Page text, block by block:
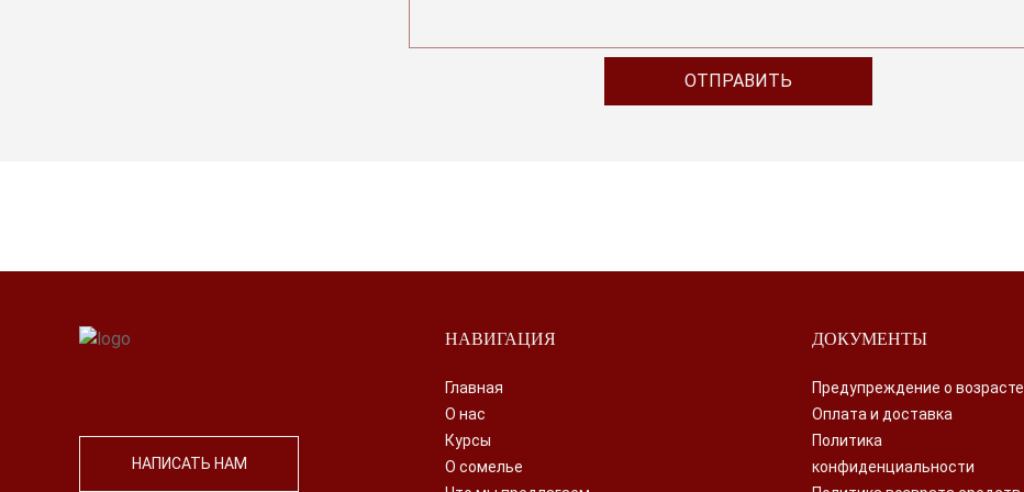
НАПИСАТЬ НАМ
НАВИГАЦИЯ
Главная
О нас
Курсы
О сомелье
ДОКУМЕНТЫ
Предупреждение о возрасте
Оплата и доставка
Политика
конфиденциальности